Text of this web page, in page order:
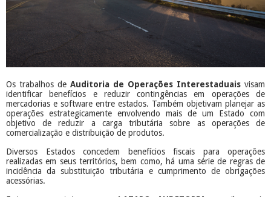
Os trabalhos de Auditoria de Operações Interestaduais visam
identificar benefícios e reduzir contingências em operações de
mercadorias e software entre estados. Também objetivam planejar as
operações estrategicamente envolvendo mais de um Estado com
objetivo de reduzir a carga tributária sobre as operações de
comercialização e distribuição de produtos.
Diversos Estados concedem benefícios fiscais para operações
realizadas em seus territórios, bem como, há uma série de regras de
incidência da substituição tributária e cumprimento de obrigações
acessórias.